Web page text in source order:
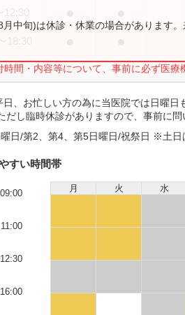
時間・内容等について、事前に必ず医療
月中旬)は休診・休業の場合があります
日、お忙しい方の為に当医院では日曜日
だし臨時休診がありますので、事前に問
日/第2、第4、第5日曜日/祝祭日 ※土
すい時間帯
月 火 水
09:00
11:00
12:30
16:00